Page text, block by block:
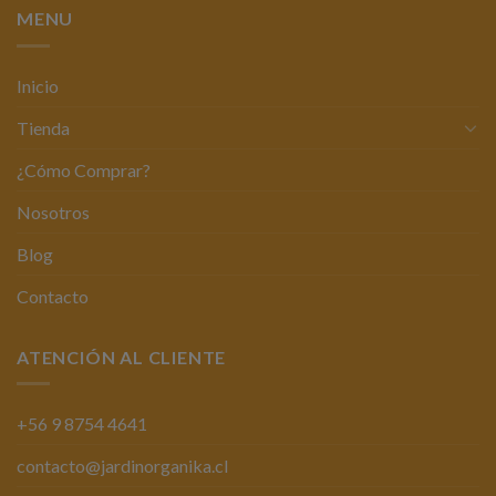
MENU
Inicio
Tienda
¿Cómo Comprar?
Nosotros
Blog
Contacto
ATENCIÓN AL CLIENTE
+56 9 8754 4641
contacto@jardinorganika.cl